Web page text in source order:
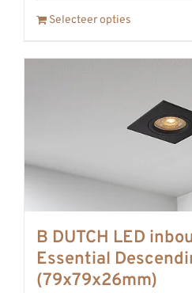
Selecteer opties
B DUTCH LED
Essential
(79x79x26mm)